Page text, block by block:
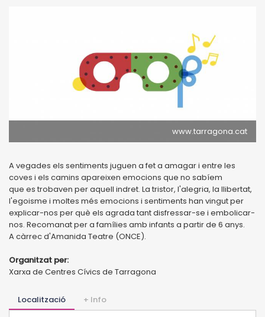
www.tarragona.cat
A vegades els sentiments juguen a fet a amagar i entre les
coves i els camins apareixen emocions que no sabíem
que es trobaven per aquell indret. La tristor, l'alegria, la llibertat,
l'egoisme i moltes més emocions i sentiments han vingut per
explicar-nos per què els agrada tant disfressar-se i embolicar-
nos. Recomanat per a famílies amb infants a partir de 6 anys.
A càrrec d'Amanida Teatre (ONCE).
Organitzat per:
Xarxa de Centres Cívics de Tarragona
Localització + Info